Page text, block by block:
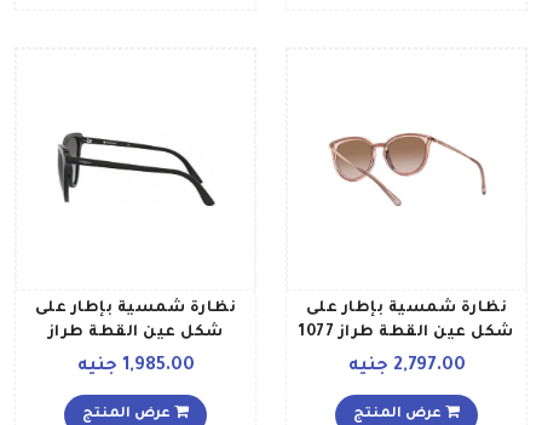
نظارة شمسية بإطار على
شكل عين القطة طراز 1077
54 1108 13 للنساء2,797.00 جنيه
عرض المنتج
نظارة شمسية بإطار على
شكل عين القطة طراز
5294S 55 W44 11 للنساء
1,985.00 جنيه
عرض المنتج